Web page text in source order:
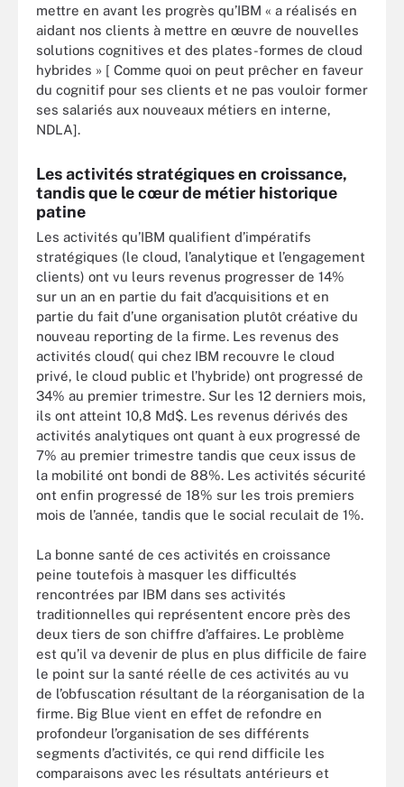
mettre en avant les progrès qu’IBM « a réalisés en
aidant nos clients à mettre en œuvre de nouvelles
solutions cognitives et des plates-formes de cloud
hybrides » [ Comme quoi on peut prêcher en faveur
du cognitif pour ses clients et ne pas vouloir former
ses salariés aux nouveaux métiers en interne,
NDLA].
Les activités stratégiques en croissance,
tandis que le cœur de métier historique
patine
Les activités qu’IBM qualifient d’impératifs
stratégiques (le cloud, l’analytique et l’engagement
clients) ont vu leurs revenus progresser de 14%
sur un an en partie du fait d’acquisitions et en
partie du fait d’une organisation plutôt créative du
nouveau reporting de la firme. Les revenus des
activités cloud( qui chez IBM recouvre le cloud
privé, le cloud public et l’hybride) ont progressé de
34% au premier trimestre. Sur les 12 derniers mois,
ils ont atteint 10,8 Md$. Les revenus dérivés des
activités analytiques ont quant à eux progressé de
7% au premier trimestre tandis que ceux issus de
la mobilité ont bondi de 88%. Les activités sécurité
ont enfin progressé de 18% sur les trois premiers
mois de l’année, tandis que le social reculait de 1%.
La bonne santé de ces activités en croissance
peine toutefois à masquer les difficultés
rencontrées par IBM dans ses activités
traditionnelles qui représentent encore près des
deux tiers de son chiffre d’affaires. Le problème
est qu’il va devenir de plus en plus difficile de faire
le point sur la santé réelle de ces activités au vu
de l’obfuscation résultant de la réorganisation de la
firme. Big Blue vient en effet de refondre en
profondeur l’organisation de ses différents
segments d’activités, ce qui rend difficile les
comparaisons avec les résultats antérieurs et